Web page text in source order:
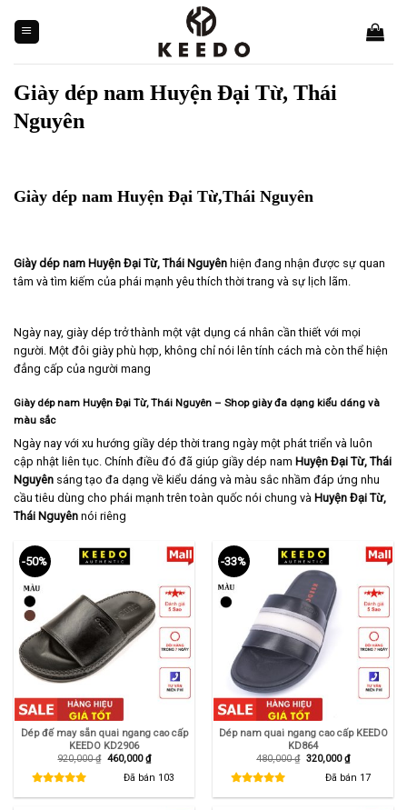
content
Giày dép nam Huyện Đại Từ, Thái
Nguyên
Giày dép nam Huyện Đại Từ,Thái Nguyên
Giày dép nam Huyện Đại Từ, Thái Nguyên hiện đang nhận được sự quan
tâm và tìm kiếm của phái mạnh yêu thích thời trang và sự lịch lãm.
Ngày nay, giày dép trở thành một vật dụng cá nhân cần thiết với mọi
người. Một đôi giày phù hợp, không chỉ nói lên tính cách mà còn thể hiện
đẳng cấp của người mang
Giày dép nam Huyện Đại Từ, Thái Nguyên – Shop giày đa dạng kiểu dáng và
màu sắc
Ngày nay với xu hướng giầy dép thời trang ngày một phát triển và luôn
cập nhật liên tục. Chính điều đó đã giúp giầy dép nam Huyện Đại Từ, Thái
Nguyên sáng tạo đa dạng về kiểu dáng và màu sắc nhầm đáp ứng nhu
cầu tiêu dùng cho phái mạnh trên toàn quốc nói chung và Huyện Đại Từ,
Thái Nguyên nói riêng
-50%
Dép đế may sẵn quai ngang cao cấp
KEEDO KD2906
920,000₫ Giá
460,000₫Giá
hiện
tại
Đã bán 103
-33%
Dép nam quai ngang cao cấp KEEDO
KD864
480,000₫ Giá
320,000₫Giá
hiện
tại
Đã bán 17